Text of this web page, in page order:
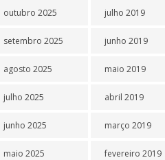
outubro 2025
setembro 2025
agosto 2025
julho 2025
junho 2025
maio 2025
julho 2019
junho 2019
maio 2019
abril 2019
março 2019
fevereiro 2019